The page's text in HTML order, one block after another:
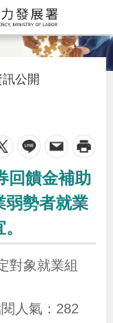
公開
回饋金補助
弱勢者就業
對象就業組
人氣：282